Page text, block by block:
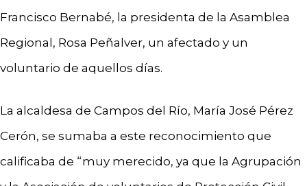
Francisco Bernabé, la presidenta de la Asamblea
Regional, Rosa Peñalver, un afectado y un
voluntario de aquellos días.
La alcaldesa de Campos del Río, María José Pérez
Cerón, se sumaba a este reconocimiento que
calificaba de “muy merecido, ya que la Agrupación